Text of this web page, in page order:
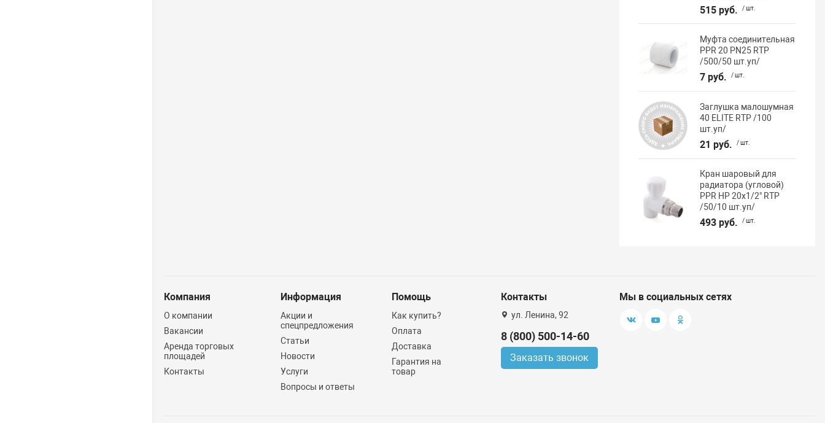
515 руб. / шт.
Муфта соединительная
PPR 20 PN25 RTP
/500/50 шт.уп/
7 руб. / шт.
Заглушка малошумная
40 ELITE RTP /100
шт.уп/
21 руб. / шт.
Кран шаровый для
радиатора (угловой)
PPR НР 20х1/2" RTP
/50/10 шт.уп/
493 руб. / шт.
Компания
О компании
Вакансии
Аренда торговых
площадей
Контакты
Информация
Акции и
спецпредложения
Статьи
Новости
Услуги
Вопросы и ответы
Помощь
Как купить?
Оплата
Доставка
Гарантия на
товар
Контакты
ул. Ленина, 92
8 (800) 500-14-60
Заказать звонок
Мы в социальных сетях